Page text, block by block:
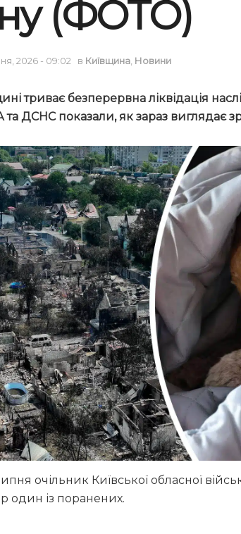
(ФОТО)
2026 - 09:02 в Київщина, Новини
триває безперервна ліквідація
ДСНС показали, як зараз виглядає
очільник Київської обласної
один із поранених.